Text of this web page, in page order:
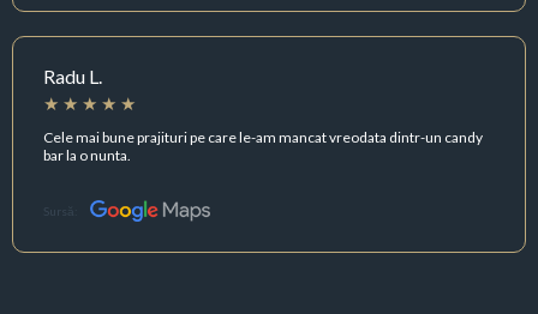
Radu L.
Cele mai bune prajituri pe care le-am mancat vreodata dintr-un candy
bar la o nunta.
Sursă: